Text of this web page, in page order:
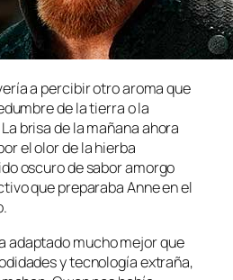
a percibir otro aroma que
de la tierra o la
brisa de la mañana ahora
el olor de la hierba
oscuro de sabor amorgo
que preparaba Anne en el
adaptado mucho mejor que
y tecnología extraña,